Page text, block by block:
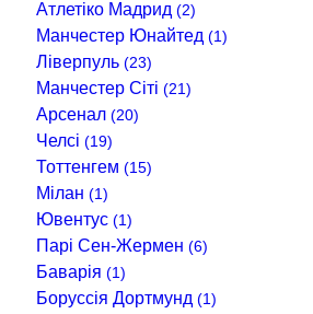
Атлетіко Мадрид(2)
Манчестер Юнайтед(1)
Ліверпуль(23)
Манчестер Сіті(21)
Арсенал(20)
Челсі(19)
Тоттенгем(15)
Мілан(1)
Ювентус(1)
Парі Сен-Жермен(6)
Баварія(1)
Боруссія Дортмунд(1)